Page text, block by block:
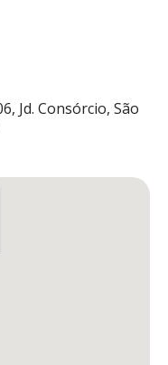
Jd. Consórcio, São